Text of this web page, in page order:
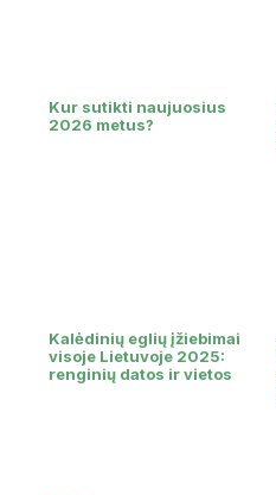
Kur sutikti naujuosius
2026 metus?
Kalėdinių eglių įžiebimai
visoje Lietuvoje 2025:
renginių datos ir vietos